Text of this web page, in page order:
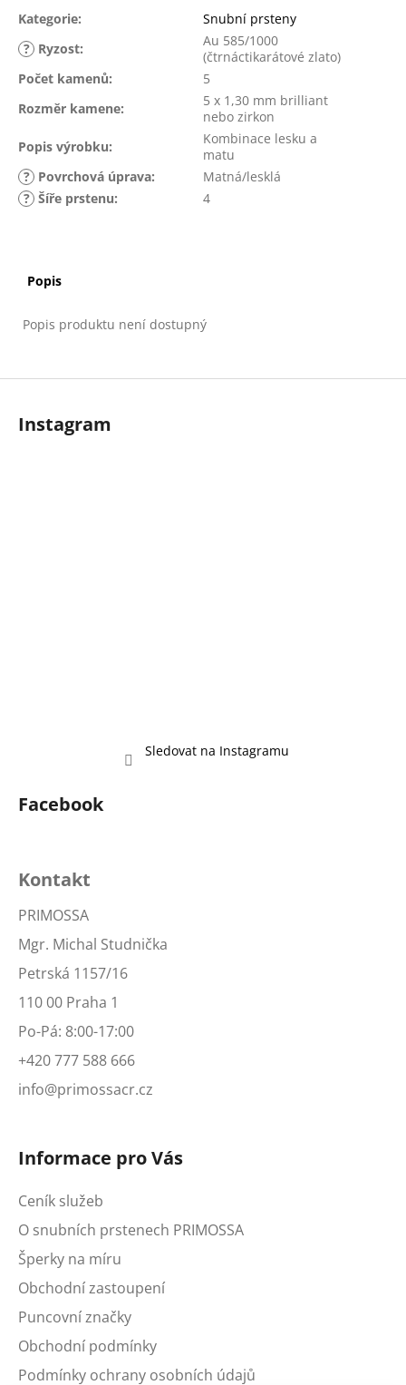
Kategorie:
Snubní prsteny
? Ryzost:
Au 585/1000
(čtrnáctikarátové zlato)
Počet kamenů:
5
Rozměr kamene:
5 x 1,30 mm brilliant
nebo zirkon
Popis výrobku:
Kombinace lesku a
matu
? Povrchová úprava:
Matná/lesklá
? Šíře prstenu: 4
Popis
Popis produktu není dostupný
Z
Instagram
Sledovat na Instagramu
Facebook
Kontakt
PRIMOSSA
Mgr. Michal Studnička
Petrská 1157/16
110 00 Praha 1
Po-Pá: 8:00-17:00
+420 777 588 666
info@primossacr.cz
Informace pro Vás
Ceník služeb
O snubních prstenech PRIMOSSA
Šperky na míru
Obchodní zastoupení
Puncovní značky
Obchodní podmínky
Podmínky ochrany osobních údajů